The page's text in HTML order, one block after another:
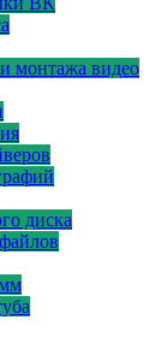
монтажа видео
диска